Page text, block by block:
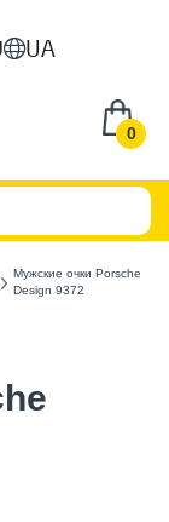
UA
0
Мужские очки Porsche
Design 9372